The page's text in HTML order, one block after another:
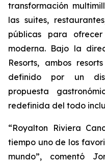
transformación
las suites,
públicas para
moderna. Bajo la
Resorts, ambos
definido por un
propuesta
redefinida del todo
“Royalton Riviera
tiempo uno de los
mundo”, comentó